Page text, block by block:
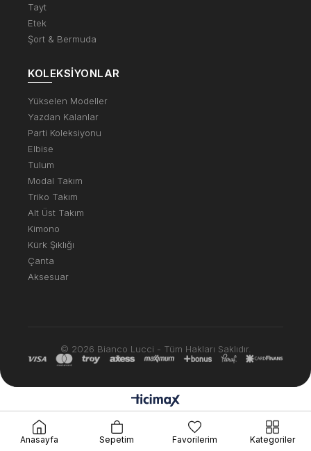
Tayt
Etek
Şort & Bermuda
KOLEKSIYONLAR
Yükselen Modeller
Yazdan Kalanlar
Parti Koleksiyonu
Elbise
Tulum
Modal Takım
Triko Takım
Alt Üst Takım
Kimono
Kürk Şıklığı
Çanta
Aksesuar
© 2026 Bianco Lucci - Tüm Hakları Saklıdır.
Anasayfa Sepetim Favorilerim Kategoriler